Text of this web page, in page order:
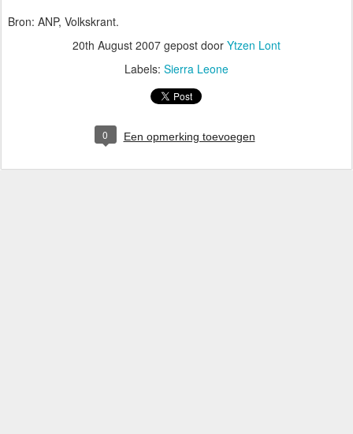
Bron: ANP, Volkskrant.
20th August 2007 gepost door Ytzen Lont
Labels: Sierra Leone
0 Een opmerking toevoegen